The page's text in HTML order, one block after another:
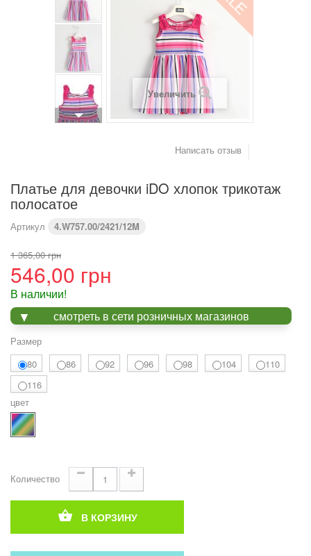
Увеличить
Написать отзыв
Платье для девочки iDO хлопок трикотаж
полосатое
Артикул 4.W757.00/2421/12M
1 365,00 грн
546,00 грн
В наличии!
смотреть в сети розничных магазинов
Размер
80
86 92 96 98 104
110
116
цвет
Количество
В КОРЗИНУ
(см)
Вес (кг) 8 9,2
Предупреждение : размеры тела, а не одежды